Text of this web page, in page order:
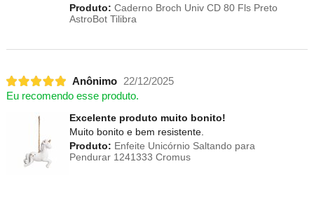
Produto: Caderno Broch Univ CD 80 Fls Preto
AstroBot Tilibra
Anônimo
22/12/2025
Eu recomendo esse produto.
Excelente produto muito bonito!
Muito bonito e bem resistente.
Produto: Enfeite Unicórnio Saltando para
Pendurar 1241333 Cromus